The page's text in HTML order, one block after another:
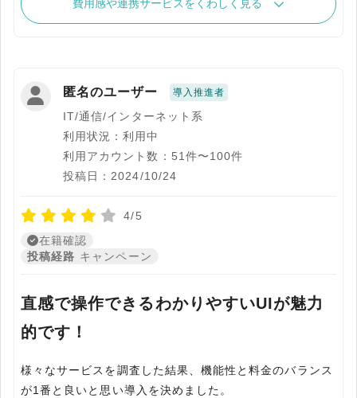
費用感や連携サービスをくわしく見る
匿名のユーザー 導入推進者
IT/通信/インターネット系
利用状況：利用中
利用アカウント数：51件〜100件
投稿日：2024/10/24
4/5
在籍確認
投稿経路 キャンペーン
直感で操作できるわかりやすいUIが魅力
的です！
様々なサービスを調査した結果、機能性と料金のバランス
が1番と良いと思い導入を決めました。